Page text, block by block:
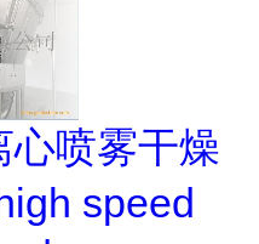
心喷雾干燥
speed